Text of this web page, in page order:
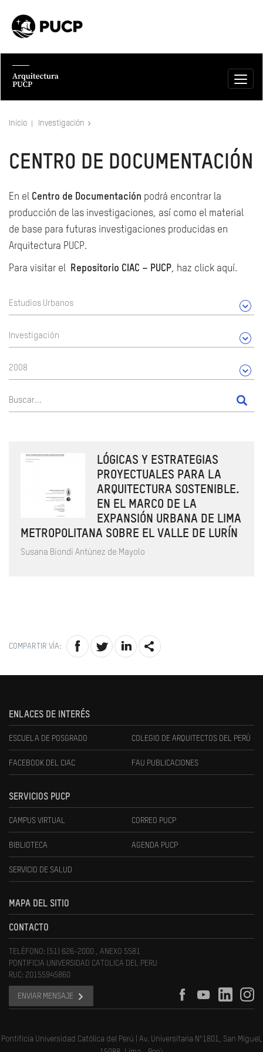
Inicio Investigación
CENTRO DE DOCUMENTACIÓN
En el Centro de Documentación podrá encontrar la
producción de las investigaciones, así como el material
de base para futuras investigaciones producidas en
Arquitectura PUCP.
Para visitar el Repositorio CIAC – PUCP, haz click aquí.
Estudios Urbanos
Investigación
2008
LÓGICAS Y ESTRATEGIAS
PROYECTUALES PARA LA
ARQUITECTURA SOSTENIBLE.
EN EL MARCO DE LA
EXPANSIÓN URBANA DE LIMA
METROPOLITANA SOBRE EL VALLE DE LURÍN
Susana Biondi Antúnez de Mayolo
COMPARTIR VÍA:
ENLACES DE INTERÉS
ESCUELA DE POSGRADO COLEGIO DE ARQUITECTOS DEL PERÚ
FACEBOOK DEL CIAC FAU PUBLICACIONES
SERVICIOS PUCP
CAMPUS VIRTUAL CORREO PUCP
BIBLIOTECA AGENDA PUCP
SERVICIO DE SALUD
MAPA DEL SITIO
CONTACTO
TELÉFONO: (51) 626-2000 , ANEXO 5581
PONTIFICIA UNIVERSIDAD CATOLICA DEL PERU
RUC: 20155945860
ENVIAR MENSAJE
Pontificia Universidad Católica del Perú | Av. Universitaria N°1801, San Miguel,